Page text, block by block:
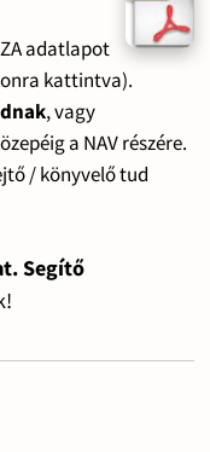
adatlapot
kattintva).
, vagy
a NAV részére.
/ könyvelő tud
Segítő